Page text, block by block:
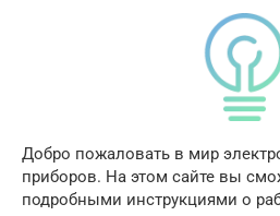
Добро пожаловать в мир
приборов. На этом сайте вы
подробными инструкциями о